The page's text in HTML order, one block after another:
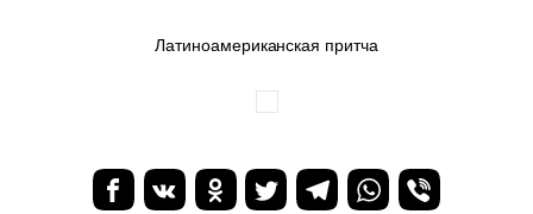
Латиноамериканская притча